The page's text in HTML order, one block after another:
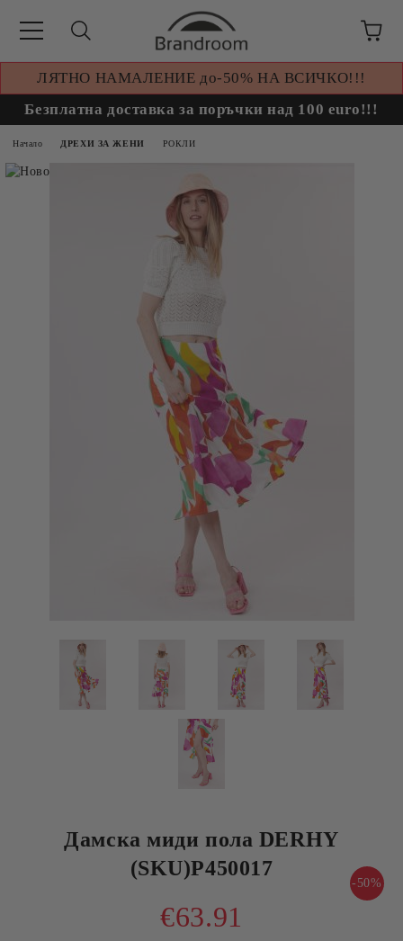
ЛЯТНО НАМАЛЕНИЕ до-50% НА ВСИЧКО!!!
Безплатна доставка за поръчки над 100 euro!!!
Начало ДРЕХИ ЗА ЖЕНИ РОКЛИ
Дамска миди пола DERHY
(SKU)P450017
-50%
€63.91